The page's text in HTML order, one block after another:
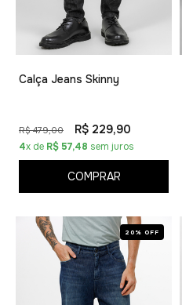
Calça Jeans Skinny
R$ 479,00 R$ 229,90
4x de R$ 57,48 sem juros
COMPRAR
20% OFF